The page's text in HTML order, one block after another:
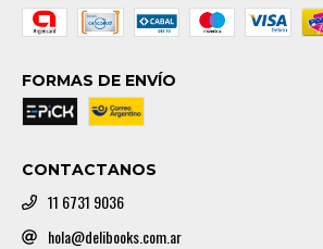
FORMAS DE ENVÍO
CONTACTANOS
11 6731 9036
hola@delibooks.com.ar